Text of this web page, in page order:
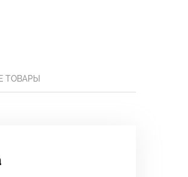
ТОВАРЫ